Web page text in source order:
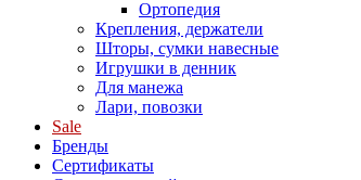
Ортопедия
Крепления, держатели
Шторы, сумки навесные
Игрушки в денник
Для манежа
Лари, повозки
Sale
Бренды
Сертификаты